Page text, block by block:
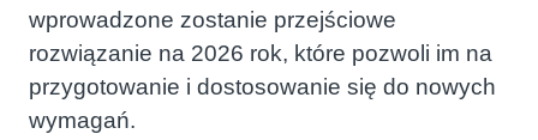
wprowadzone zostanie przejściowe
rozwiązanie na 2026 rok, które pozwoli im na
przygotowanie i dostosowanie się do nowych
wymagań.